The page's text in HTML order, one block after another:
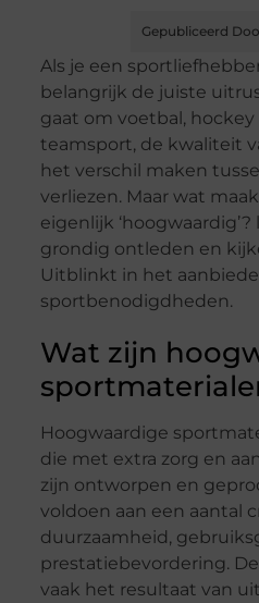
Gepubliceerd
Als je een
belangrijk de juiste
gaat om voetbal,
teamsport, de kwaliteit
het verschil maken
verliezen. Maar wat
eigenlijk
grondig ontleden en
Uitblinkt in het
sportbenodigdheden.
Wat zijn
Hoogwaardige
die met extra zorg en
zijn ontworpen en
voldoen aan een aantal
duurzaamheid,
prestatiebevordering.
vaak het resultaat van